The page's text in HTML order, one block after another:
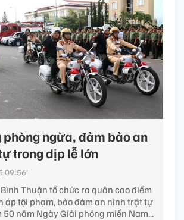
phòng ngừa, đảm bảo an
trong dịp lễ lớn
09:56’
Thuận tổ chức ra quân cao điểm
áp tội phạm, bảo đảm an ninh trật tự
50 năm Ngày Giải phóng miền Nam...